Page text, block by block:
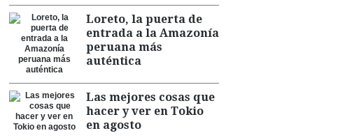
Loreto, la puerta de
entrada a la Amazonía
peruana más
auténtica
Las mejores cosas que
hacer y ver en Tokio
en agosto